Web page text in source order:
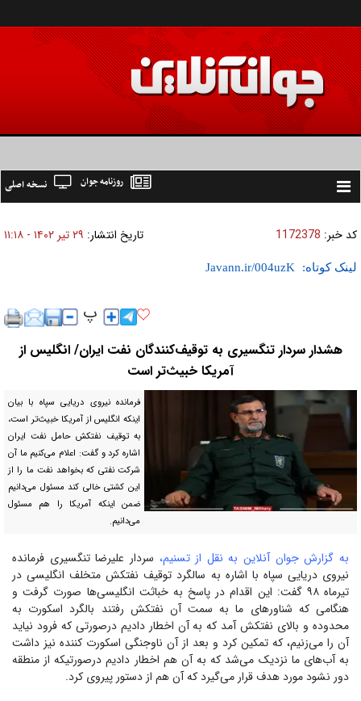
Toggle
نسخه اصلی روزنامه جوان
کد خبر: 1172378 تاریخ انتشار: ۲۹ تير ۱۴۰۲ - ۱۱:۱۸
لینک کوتاه:
هشدار سردار تنگسیری به توقیف‌کنندگان نفت ایران/ انگلیس از
آمریکا خبیث‌تر است
فرمانده نیروی دریایی سپاه با بیان
اینکه انگلیس از آمریکا خبیث‌تر است،
به توقیف نفتکش حامل نفت ایران
اشاره کرد و گفت: اعلام می‌کنیم ما آن
شرکت نفتی که بخواهد نفت ما را از
این کشتی خالی کند مسئول می‌دانیم
ضمن اینکه آمریکا را هم مسئول
می‌دانیم.
به گزارش جوان آنلاین به نقل از تسنیم، سردار علیرضا تنگسیری فرمانده
نیروی دریایی سپاه با اشاره به سالگرد توقیف نفتکش متخلف انگلیسی در
تیرماه ۹۸ گفت: این اقدام در پاسخ به خباثت انگلیسی‌ها صورت گرفت و
هنگامی که شناور‌های ما به سمت آن نفتکش رفتند بالگرد اسکورت به
محدوده و بالای نفتکش آمد که به آن اخطار دادیم درصورتی که فرود نیاید
آن را می‌زنیم، که تمکین کرد و بعد از آن ناوجنگی اسکورت کننده نیز داشت
به آب‌های ما نزدیک می‌شد که به آن هم اخطار دادیم درصورتیکه از منطقه
دور نشود مورد هدف قرار می‌گیرد که آن هم از دستور پیروی کرد.